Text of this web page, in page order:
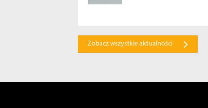
Zobacz wszystkie aktualności